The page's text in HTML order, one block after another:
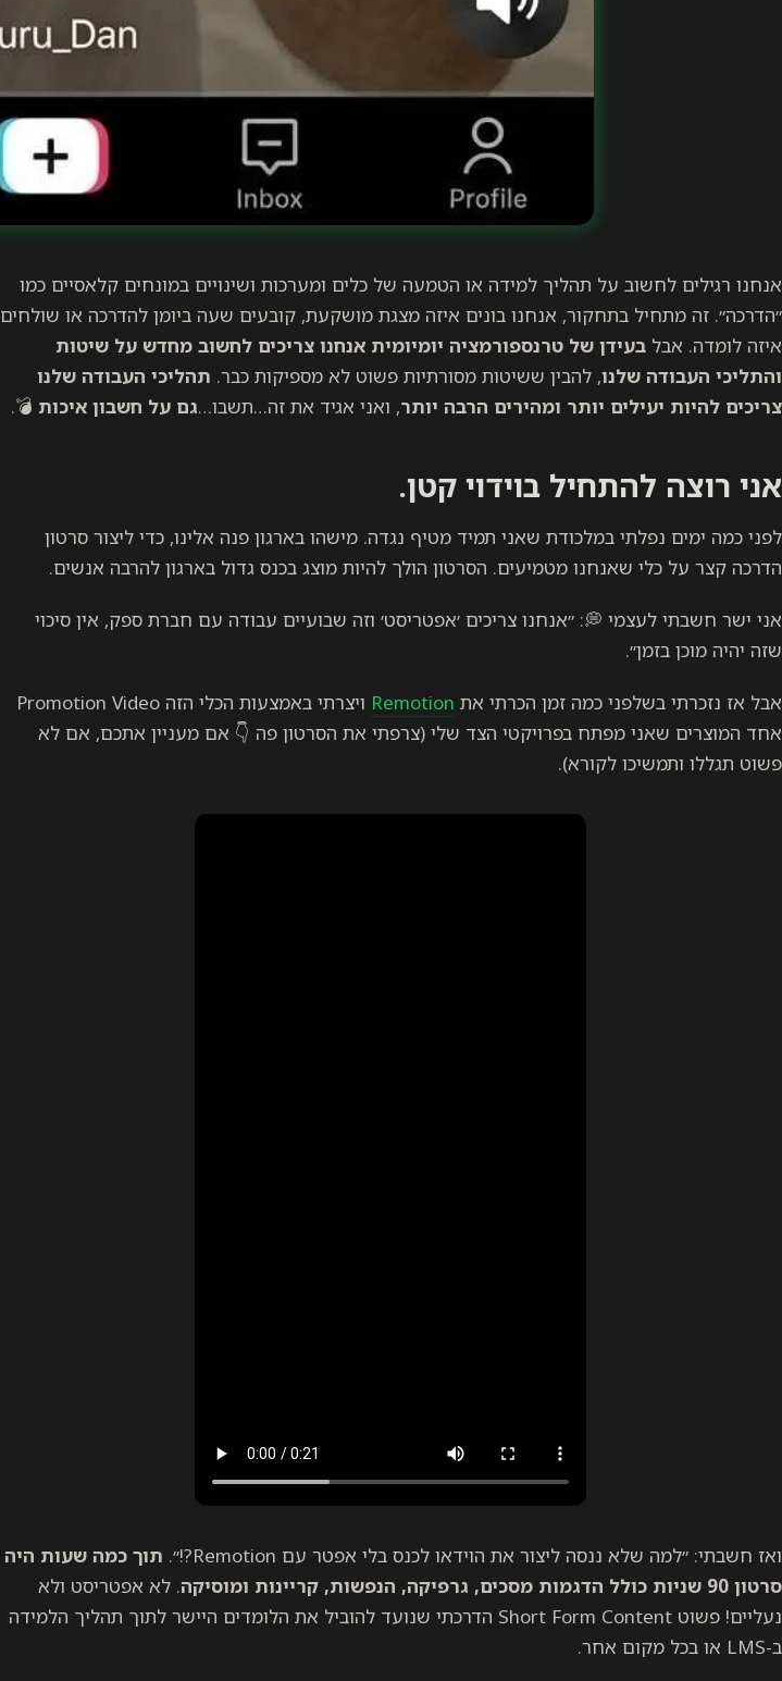
אנחנו רגילים לחשוב על תהליך למידה או הטמעה של כלים ומערכות ושינויים במונחים קלאסיים כמו
״הדרכה״. זה מתחיל בתחקור, אנחנו בונים איזה מצגת מושקעת, קובעים שעה ביומן להדרכה או שולחים
איזה לומדה. אבל בעידן של טרנספורמציה יומיומית אנחנו צריכים לחשוב מחדש על שיטות
והתליכי העבודה שלנו, להבין ששיטות מסורתיות פשוט לא מספיקות כבר. תהליכי העבודה שלנו
צריכים להיות יעילים יותר ומהירים הרבה יותר, ואני אגיד את זה…תשבו…גם על חשבון איכות 💣.
אני רוצה להתחיל בוידוי קטן.
לפני כמה ימים נפלתי במלכודת שאני תמיד מטיף נגדה. מישהו בארגון פנה אלינו, כדי ליצור סרטון
הדרכה קצר על כלי שאנחנו מטמיעים. הסרטון הולך להיות מוצג בכנס גדול בארגון להרבה אנשים.
אני ישר חשבתי לעצמי 💭: ״אנחנו צריכים ׳אפטריסט׳ וזה שבועיים עבודה עם חברת ספק, אין סיכוי
שזה יהיה מוכן בזמן״.
אבל אז נזכרתי בשלפני כמה זמן הכרתי את Remotion
ויצרתי באמצעות הכלי הזה Promotion Video
אחד המוצרים שאני מפתח בפרויקטי הצד שלי (צרפתי את הסרטון פה 👇 אם מעניין אתכם, אם לא
פשוט תגללו ותמשיכו לקורא).
ואז חשבתי: ״למה שלא ננסה ליצור את הוידאו לכנס בלי אפטר עם Remotion?!״.
תוך כמה שעות היה
סרטון 90 שניות כולל הדגמות מסכים, גרפיקה, הנפשות, קריינות ומוסיקה
. לא אפטריסט ולא
נעליים! פשוט Short Form Content הדרכתי שנועד להוביל את הלומדים היישר לתוך תהליך הלמידה
ב-LMS או בכל מקום אחר.